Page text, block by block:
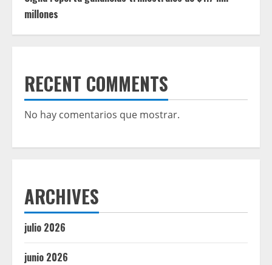
millones
RECENT COMMENTS
No hay comentarios que mostrar.
ARCHIVES
julio 2026
junio 2026